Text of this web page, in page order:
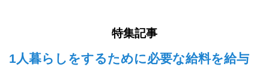
特集記事
1人暮らしをするために必要な給料を給与